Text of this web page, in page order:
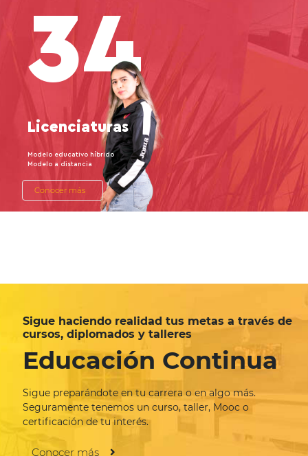
34
Licenciaturas
Modelo educativo híbrido
Modelo a distancia
Conocer más
Sigue haciendo realidad tus metas a través de
cursos, diplomados y talleres
Educación Continua
Sigue preparándote en tu carrera o en algo más.
Seguramente tenemos un curso, taller, Mooc o
certificación de tu interés.
Conocer más